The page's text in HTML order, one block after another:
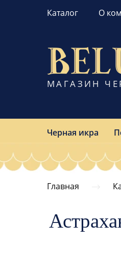
Каталог О
МАГАЗИН
Черная икра
Главная